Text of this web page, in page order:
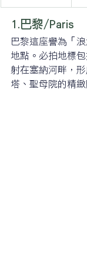
1.巴黎/Paris
巴黎這座譽為「
地點。必拍地標
射在塞納河畔，
塔、聖母院的精